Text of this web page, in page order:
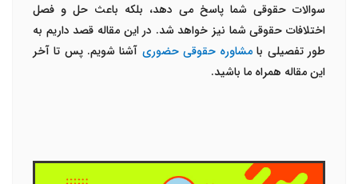
سوالات حقوقی شما پاسخ می دهد، بلکه باعث حل و فصل
اختلافات حقوقی شما نیز خواهد شد. در این مقاله قصد داریم به
طور تفصیلی با مشاوره حقوقی حضوری آشنا شویم. پس تا آخر
این مقاله همراه ما باشید.